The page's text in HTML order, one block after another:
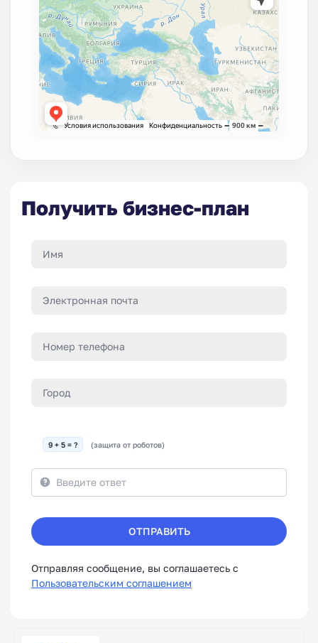
Получить бизнес-план
9 + 5 = ? (защита от роботов)
ОТПРАВИТЬ
Отправляя сообщение, вы соглашаетесь с
Пользовательским соглашением